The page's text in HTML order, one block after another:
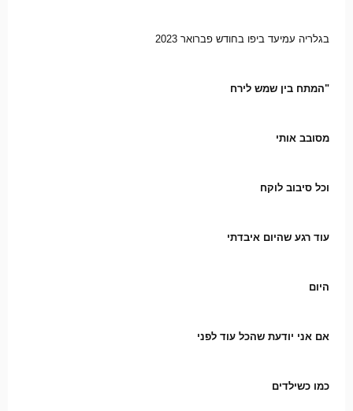
בגלריה עמיעד ביפו בחודש פברואר 2023
"המתח בין שמש לירח
מסובב אותי
וכל סיבוב לוקח
עוד רגע שהיום איבדתי
היום
אם אני יודעת שהכל עוד לפני
כמו כשילדים